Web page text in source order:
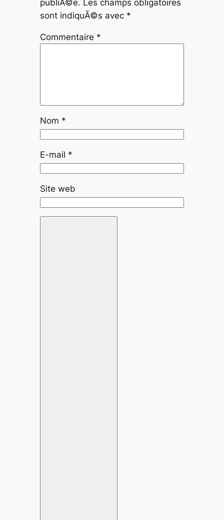
publiÃ©e. Les champs obligatoires
sont indiquÃ©s avec *
Commentaire *
Nom *
E-mail *
Site web